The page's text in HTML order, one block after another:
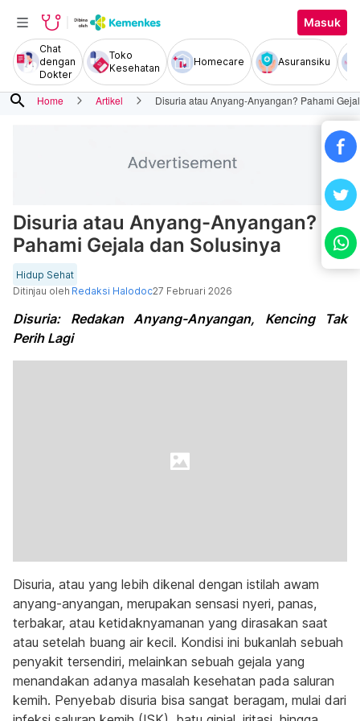
Masuk
Chat
dengan
Dokter
Toko
Kesehatan
Homecare Asuransiku
search Home Artikel Disuria atau Anyang-Anyangan? Pahami
Disuria atau Anyang-Anyangan?
Pahami Gejala dan Solusinya
Hidup Sehat
Ditinjau oleh Redaksi Halodoc27 Februari 2026
Disuria: Redakan Anyang-Anyangan, Kencing Tak
Perih Lagi
Disuria, atau yang lebih dikenal dengan istilah awam
anyang-anyangan, merupakan sensasi nyeri, panas,
terbakar, atau ketidaknyamanan yang dirasakan saat
atau setelah buang air kecil. Kondisi ini bukanlah sebuah
penyakit tersendiri, melainkan sebuah gejala yang
menandakan adanya masalah kesehatan pada saluran
kemih. Penyebab disuria bisa sangat beragam, mulai dari